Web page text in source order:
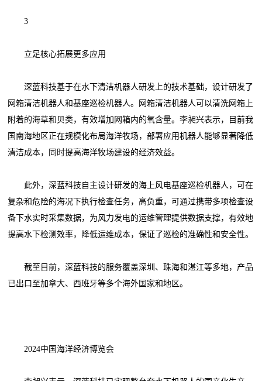
3
立足核心拓展更多应用
深蓝科技基于在水下清洁机器人研发上的技术基础，设计研发了
网箱清洁机器人和基座巡检机器人。网箱清洁机器人可以清洗网箱上
附着的海草和贝类，有效增加网箱内的氧含量。李昶兴表示，目前我
国南海地区正在规模化布局海洋牧场，部署应用机器人能够显著降低
清洁成本，同时提高海洋牧场建设的经济效益。
此外，深蓝科技自主设计研发的海上风电基座巡检机器人，可在
复杂和危险的海况下执行检查任务，高负重，可通过携带多项检查设
备下水实时采集数据，为风力发电的运维管理提供数据支撑，有效地
提高水下检测效率，降低运维成本，保证了巡检的准确性和安全性。
截至目前，深蓝科技的服务覆盖深圳、珠海和湛江等多地，产品
已出口至加拿大、西班牙等多个海外国家和地区。
2024中国海洋经济博览会